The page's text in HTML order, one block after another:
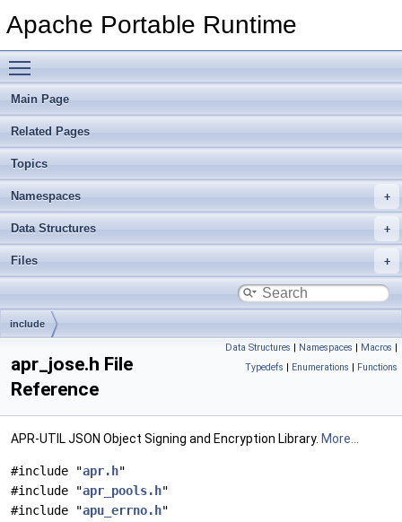
Apache Portable Runtime
Main Page
Related Pages
Topics
Namespaces
Data Structures
Files
include
Data Structures | Namespaces | Macros |
Typedefs | Enumerations | Functions
apr_jose.h File
Reference
APR-UTIL JSON Object Signing and Encryption Library. More...
#include "apr.h"
#include "apr_pools.h"
#include "apu_errno.h"